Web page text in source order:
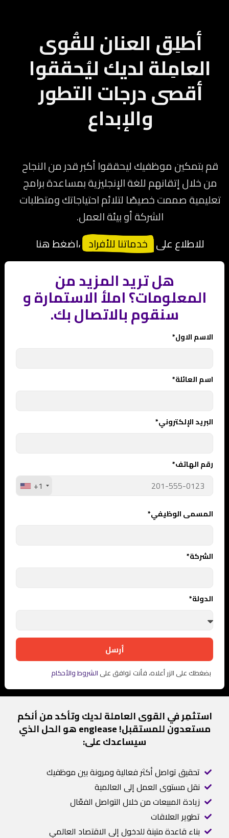
هل تريد المزيد من
المعلومات؟ املأ الاستمارة و
سنقوم بالاتصال بك‪.
الاسم الاول*
اسم العائلة*
البريد الإلكتروني*
رقم الهاتف*
+1
المسمى الوظيفي*
الشركة*
الدولة*
بضغطك على الزر أعلاه، فأنت توافق علىالشروط والأحكام
أرسل
أطلِق العنان للقُوى
العامِلة لديك ليُحققوا
أقصى درجات التطور
والإبداع
قم بتمكين موظفيك ليحققوا أكبر قدر من النجاح
من خلال إتقانهم للغة الإنجليزية بمساعدة برامج
تعليمية صممت خصيصًا لتلائم احتياجاتك ومتطلبات
الشركة أو بيئة العمل.
للاطلاع علىخدماتنا للأفراد،اضغط هنا
استثمِر في القوى العاملة لديك وتأكد من أنكم
مستعدون للمستقبل! englease هو الحل الذي
سيساعدك على:
تحقيق تواصل أكثر فعالية ومرونة بين موظفيك
نقل مستوى العمل إلى العالمية
زيادة المبيعات من خلال التواصل الفعّال
تطوير العلاقات
بناء قاعدة متينة للدخول إلى الاقتصاد العالمي